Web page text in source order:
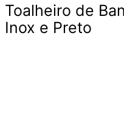
Toalheiro de
Inox e Preto
4º
torneira